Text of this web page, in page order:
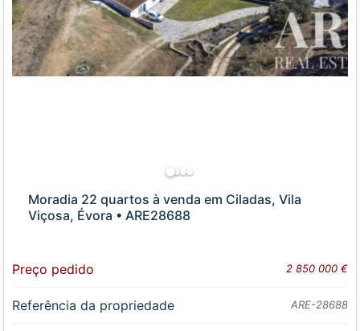
Moradia 22 quartos à venda em Ciladas, Vila
Viçosa, Évora • ARE28688
Preço pedido 2 850 000 €
Referência da propriedade ARE-28688